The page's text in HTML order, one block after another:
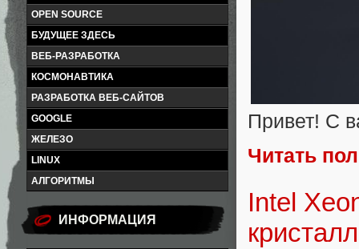
OPEN SOURCE
БУДУЩЕЕ ЗДЕСЬ
ВЕБ-РАЗРАБОТКА
КОСМОНАВТИКА
РАЗРАБОТКА ВЕБ-САЙТОВ
GOOGLE
ЖЕЛЕЗО
LINUX
АЛГОРИТМЫ
ИНФОРМАЦИЯ
Привет! С
Читать
Intel